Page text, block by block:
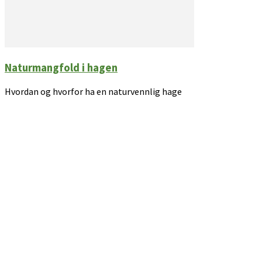
Naturmangfold i hagen
Hvordan og hvorfor ha en naturvennlig hage